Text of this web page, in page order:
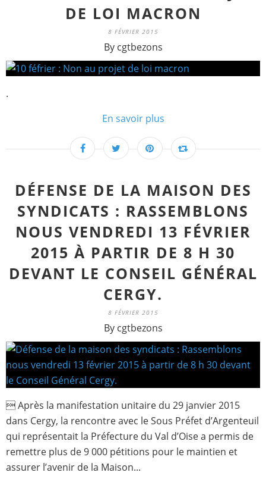
DE LOI MACRON
8 FÉVRIER 2015
By cgtbezons
.
En savoir plus
DÉFENSE DE LA MAISON DES
SYNDICATS : RASSEMBLONS
NOUS VENDREDI 13 FÉVRIER
2015 À PARTIR DE 8 H 30
DEVANT LE CONSEIL GÉNÉRAL
CERGY.
8 FÉVRIER 2015
By cgtbezons
 Après la manifestation unitaire du 29 janvier 2015
dans Cergy, la rencontre avec le Sous Préfet d’Argenteuil
qui représentait la Préfecture du Val d’Oise a permis de
remettre plus de 9 000 pétitions pour le maintien et
assurer l’avenir de la Maison...